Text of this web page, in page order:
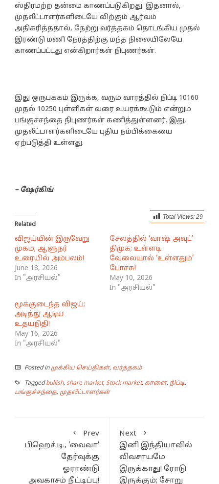
ஸ்திரமற்ற தன்மை காணப்படுகிறது. இதனால்,
முதலீட்டாளர்களிடையே விற்கும் ஆர்வம்
அதிகரித்ததால், நேற்று வர்த்தகம் தொடங்கிய முதல்
இரண்டு மணி நேரத்திற்கு மந்த நிலையிலேயே
காணப்பட்டது என்கிறார்கள் நிபுணர்கள்.
இது ஒருபக்கம் இருக்க, வரும் வாரத்தில் நிப்டி 10160
முதல் 10250 புள்ளிகள் வரை உயரக்கூடும் என்றும்
பங்குச்சந்தை நிபுணர்கள் கணித்துள்ளனர். இது,
முதலீட்டாளர்களிடையே புதிய நம்பிக்கையை
ஏற்படுத்தி உள்ளது.
– ஷேர்கிங்
Total Views: 29
Related
விஜய்யின் இருவேறு
முகம்; ஆளுநர்
உரையில் அம்பலம்!
June 18, 2026
In "அரசியல்"
சேலத்தில் ‘வாஷ் அவுட்’
திமுக; உள்ளடி
வேலையால் ‘உள்ளதும்’
போச்சு!
May 10, 2026
In "அரசியல்"
மூக்குடைந்த விஜய்;
அடித்து ஆடிய
உதயநிதி!
May 16, 2026
In "அரசியல்"
Posted in முக்கிய செய்திகள், வர்த்தகம்
Taggedbullish, share market, Stock market, காளை, நிப்டி,
பங்குச்சந்தை, முதலீட்டாளர்கள்
Prev
பிஹெச்.டி., ‘வைவா’
தேர்வுக்கு
ஓராண்டு
அவகாசம் நீட்டிப்பு!
Next
இனி இந்தியாவில்
விவசாயமே
இருக்காது! ரோடு
இருக்கும்; சோறு